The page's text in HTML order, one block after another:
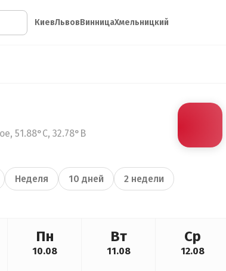
КиевЛьвовВинницаХмельницкий
51.88°С, 32.78°В
Неделя 10 дней 2 недели
Пн
10.08
Вт
11.08
Ср
12.08